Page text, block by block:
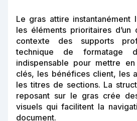
Le gras attire instantanément
les éléments prioritaires d’un
contexte des supports
technique de formatage
indispensable pour mettre
clés, les bénéfices client, les
les titres de sections. La
reposant sur le gras crée
visuels qui facilitent la
document.